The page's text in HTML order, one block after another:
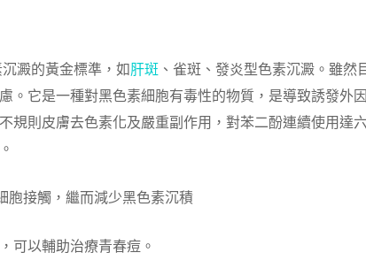
澱的黃金標準，如肝斑 、雀斑、發炎型色素沉澱。雖
。它是一種對黑色素細胞有毒性的物質，是導致誘發外
規則皮膚去色素化及嚴重副作用，對苯二酚連續使用達
胞接觸，繼而減少黑色素沉積
可以輔助治療青春痘。